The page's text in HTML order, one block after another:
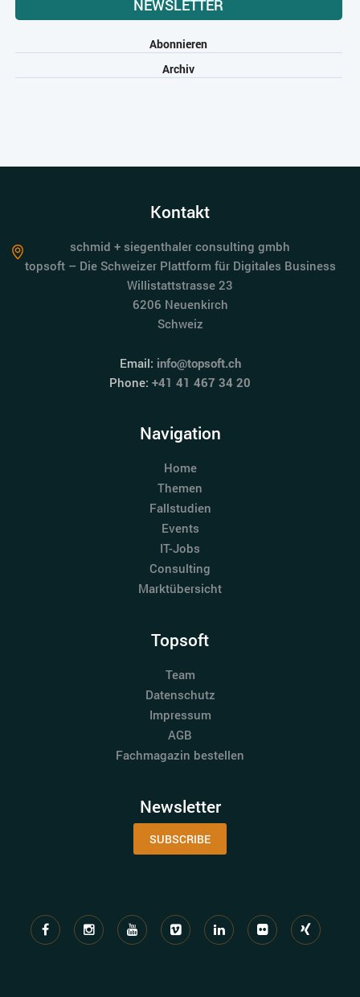
NEWSLETTER
Abonnieren
Archiv
Kontakt
schmid + siegenthaler consulting gmbh
topsoft – Die Schweizer Plattform für Digitales Business
Willistattstrasse 23
6206 Neuenkirch
Schweiz
Email: info@topsoft.ch
Phone: +41 41 467 34 20
Navigation
Home
Themen
Fallstudien
Events
IT-Jobs
Consulting
Marktübersicht
Topsoft
Team
Datenschutz
Impressum
AGB
Fachmagazin bestellen
Newsletter
SUBSCRIBE